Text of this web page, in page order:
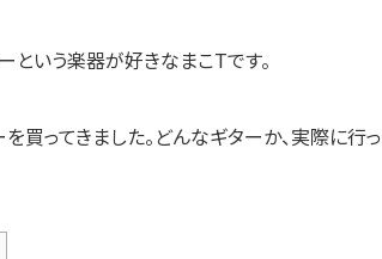
という楽器が好きなまこTです。
買ってきました。どんなギターか、実際に行っ